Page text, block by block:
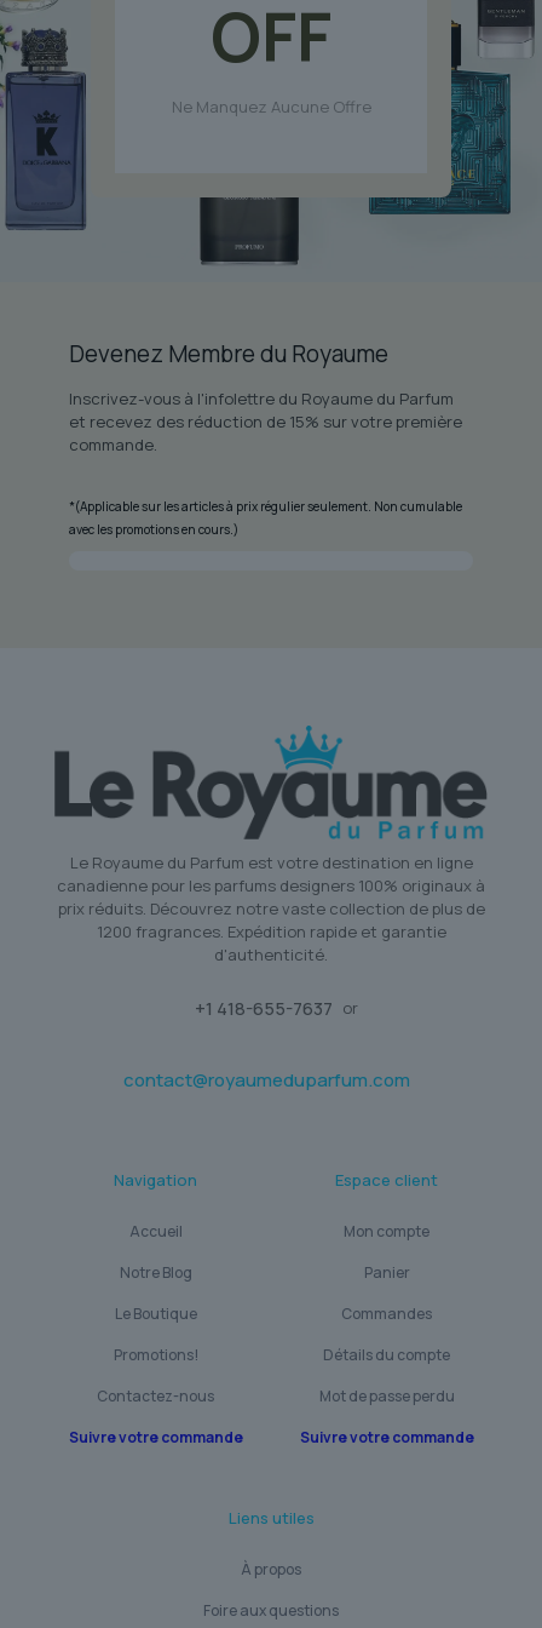
du
produit
OFF
Ne Manquez Aucune Offre
Devenez Membre du Royaume
Inscrivez-vous à l'infolettre du Royaume du Parfum
et recevez des réduction de 15% sur votre première
commande.
*(Applicable sur les articles à prix régulier seulement. Non cumulable
avec les promotions en cours.)
Le Royaume du Parfum est votre destination en ligne
canadienne pour les parfums designers 100% originaux à
prix réduits. Découvrez notre vaste collection de plus de
1200 fragrances. Expédition rapide et garantie
d'authenticité.
+1 418-655-7637 or
contact@royaumeduparfum.com
Navigation
Accueil
Notre Blog
Le Boutique
Promotions!
Contactez-nous
Suivre votre commande
Espace client
Mon compte
Panier
Commandes
Détails du compte
Mot de passe perdu
Suivre votre commande
Liens utiles
À propos
Foire aux questions